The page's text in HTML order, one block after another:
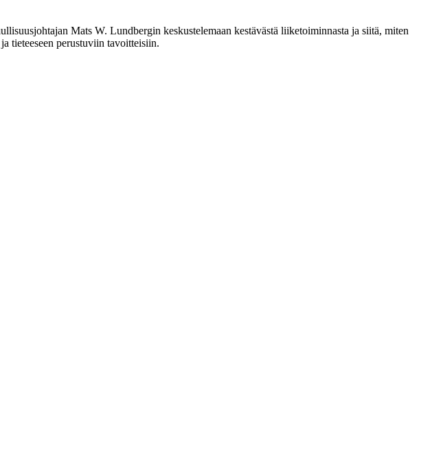
Mats W. Lundbergin keskustelemaan kestävästä liiketoiminnasta ja siitä, miten
tieteeseen perustuviin tavoitteisiin.